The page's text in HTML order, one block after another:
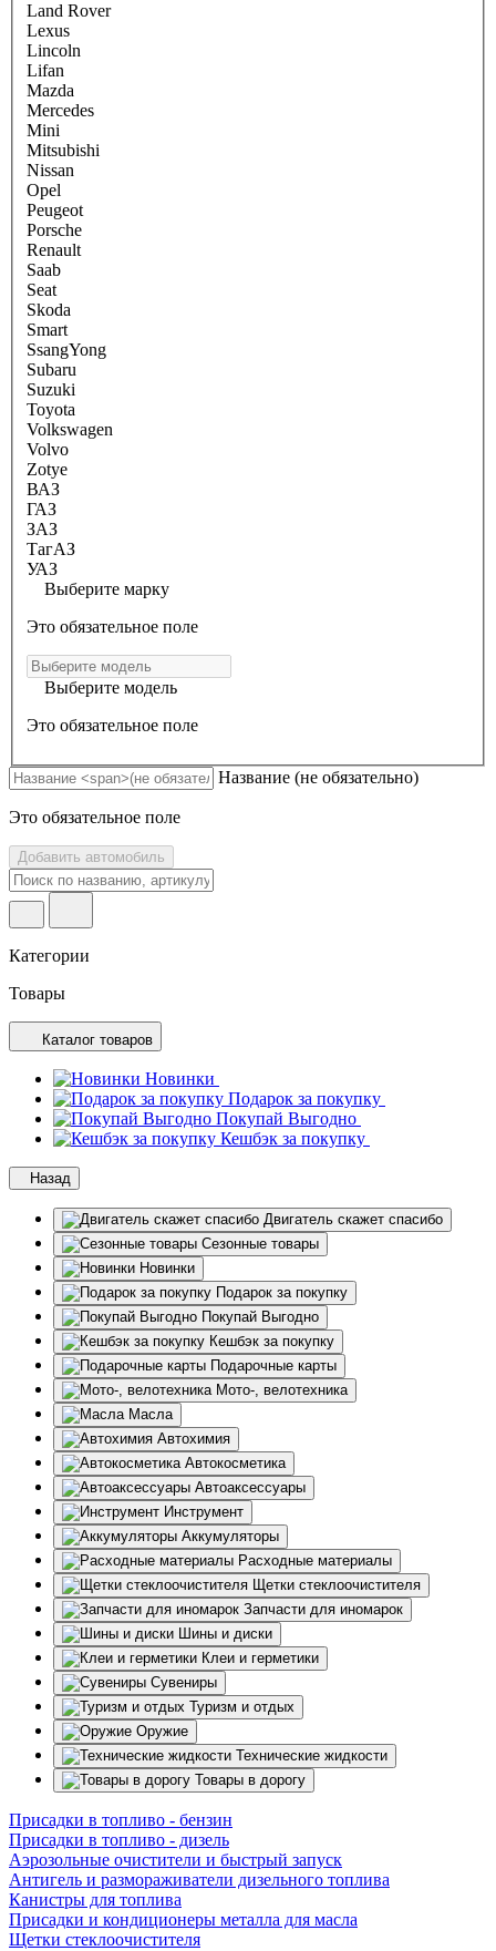
Land Rover
Lexus
Lincoln
Lifan
Mazda
Mercedes
Mini
Mitsubishi
Nissan
Opel
Peugeot
Porsche
Renault
Saab
Seat
Skoda
Smart
SsangYong
Subaru
Suzuki
Toyota
Volkswagen
Volvo
Zotye
ВАЗ
ГАЗ
ЗАЗ
ТагАЗ
УАЗ
Выберите марку
Это обязательное поле
Выберите модель
Это обязательное поле
Название (не обязательно)
Это обязательное поле
Добавить автомобиль
Категории
Товары
Каталог товаров
Новинки
Подарок за покупку
Покупай Выгодно
Кешбэк за покупку
Назад
Двигатель скажет спасибо
Сезонные товары
Новинки
Подарок за покупку
Покупай Выгодно
Кешбэк за покупку
Подарочные карты
Мото-, велотехника
Масла
Автохимия
Автокосметика
Автоаксессуары
Инструмент
Аккумуляторы
Расходные материалы
Щетки стеклоочистителя
Запчасти для иномарок
Шины и диски
Клеи и герметики
Сувениры
Туризм и отдых
Оружие
Технические жидкости
Товары в дорогу
Присадки в топливо - бензин
Присадки в топливо - дизель
Аэрозольные очистители и быстрый запуск
Антигель и размораживатели дизельного топлива
Канистры для топлива
Присадки и кондиционеры металла для масла
Щетки стеклоочистителя